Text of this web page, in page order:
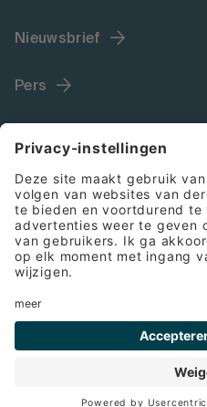
Nieuwsbrief
Pers